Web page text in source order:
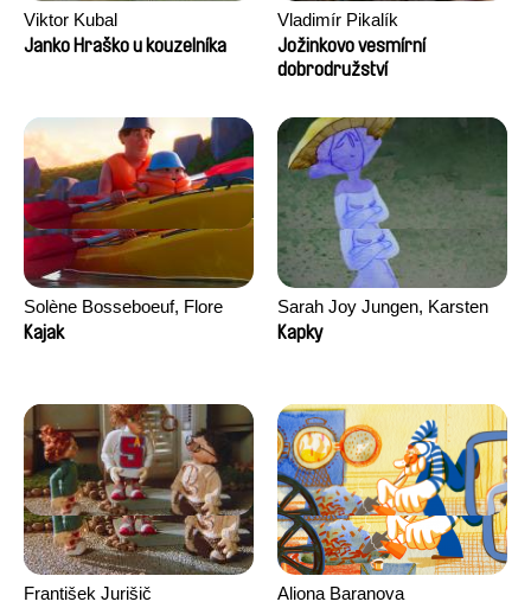
Viktor Kubal
Janko Hraško u kouzelníka
Vladimír Pikalík
Jožinkovo vesmírní
dobrodružství
Solène Bosseboeuf, Flore
Dechorgnat, Tiphaine Klein,
Kajak
Sarah Joy Jungen, Karsten
Kjærulf-Hoop
Kapky
František Jurišič
Aliona Baranova